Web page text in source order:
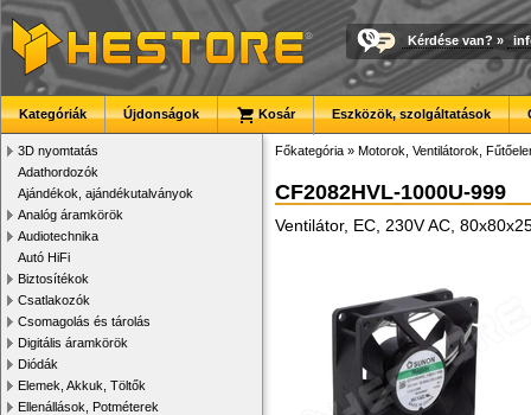
Kérdése van? »
Kategóriák Újdonságok Kosár Eszközök, szolgáltatások
3D nyomtatás
Adathordozók
Ajándékok, ajándékutalványok
Analóg áramkörök
Audiotechnika
Autó HiFi
Biztosítékok
Csatlakozók
Csomagolás és tárolás
Digitális áramkörök
Diódák
Elemek, Akkuk, Töltők
Ellenállások, Potméterek
Főkategória » Motorok, Ventilátorok,
CF2082HVL-1000U-999
Ventilátor, EC, 230V AC,